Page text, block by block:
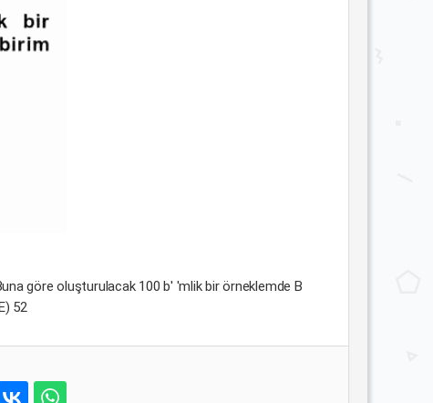
göre oluşturulacak 100 b' 'mlik bir örneklemde B
52